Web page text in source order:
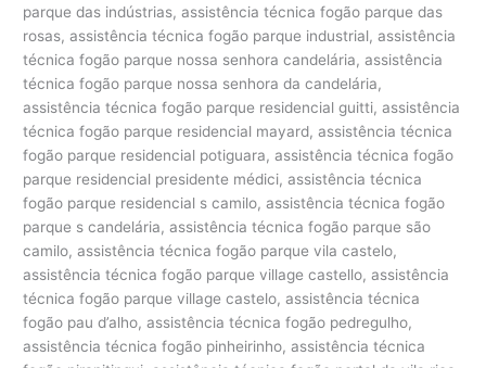
parque das indústrias, assistência técnica fogão parque das
rosas, assistência técnica fogão parque industrial, assistência
técnica fogão parque nossa senhora candelária, assistência
técnica fogão parque nossa senhora da candelária,
assistência técnica fogão parque residencial guitti, assistência
técnica fogão parque residencial mayard, assistência técnica
fogão parque residencial potiguara, assistência técnica fogão
parque residencial presidente médici, assistência técnica
fogão parque residencial s camilo, assistência técnica fogão
parque s candelária, assistência técnica fogão parque são
camilo, assistência técnica fogão parque vila castelo,
assistência técnica fogão parque village castello, assistência
técnica fogão parque village castelo, assistência técnica
fogão pau d’alho, assistência técnica fogão pedregulho,
assistência técnica fogão pinheirinho, assistência técnica